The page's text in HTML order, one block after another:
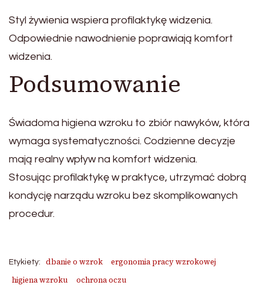
Styl żywienia wspiera profilaktykę widzenia.
Odpowiednie nawodnienie poprawiają komfort
widzenia.
Podsumowanie
Świadoma higiena wzroku to zbiór nawyków, która
wymaga systematyczności. Codzienne decyzje
mają realny wpływ na komfort widzenia.
Stosując profilaktykę w praktyce, utrzymać dobrą
kondycję narządu wzroku bez skomplikowanych
procedur.
Etykiety: dbanie o wzrok
ergonomia pracy wzrokowej
higiena wzroku
ochrona oczu